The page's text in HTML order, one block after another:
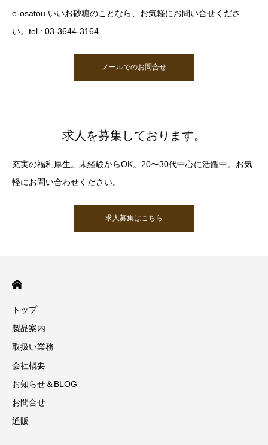
e-osatou いいお砂糖のことなら、お気軽にお問い合せくださ
い。tel : 03-3644-3164
メールでのお問合せ
求人を募集しております。
充実の福利厚生。未経験からOK。20〜30代中心に活躍中。お気
軽にお問い合わせください。
求人募集はこちら
トップ
製品案内
取扱い業務
会社概要
お知らせ＆BLOG
お問合せ
通販